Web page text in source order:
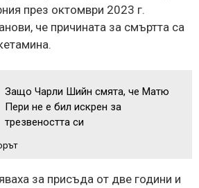
през октомври 2023 г.
че причината за смъртта са
Защо Чарли Шийн смята, че Матю
Пери не е бил искрен за
трезвеността си
за присъда от две години и